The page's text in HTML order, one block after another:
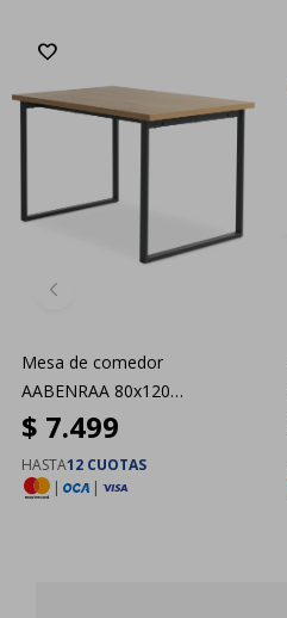
Mesa de comedor
AABENRAA 80x120
roble/negro
$ 7.499
HASTA12 CUOTAS
|
|